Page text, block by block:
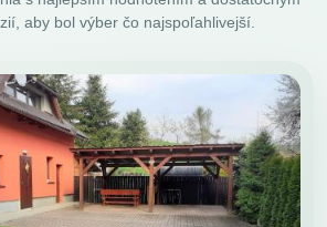
aby bol výber čo najspoľahlivejší.